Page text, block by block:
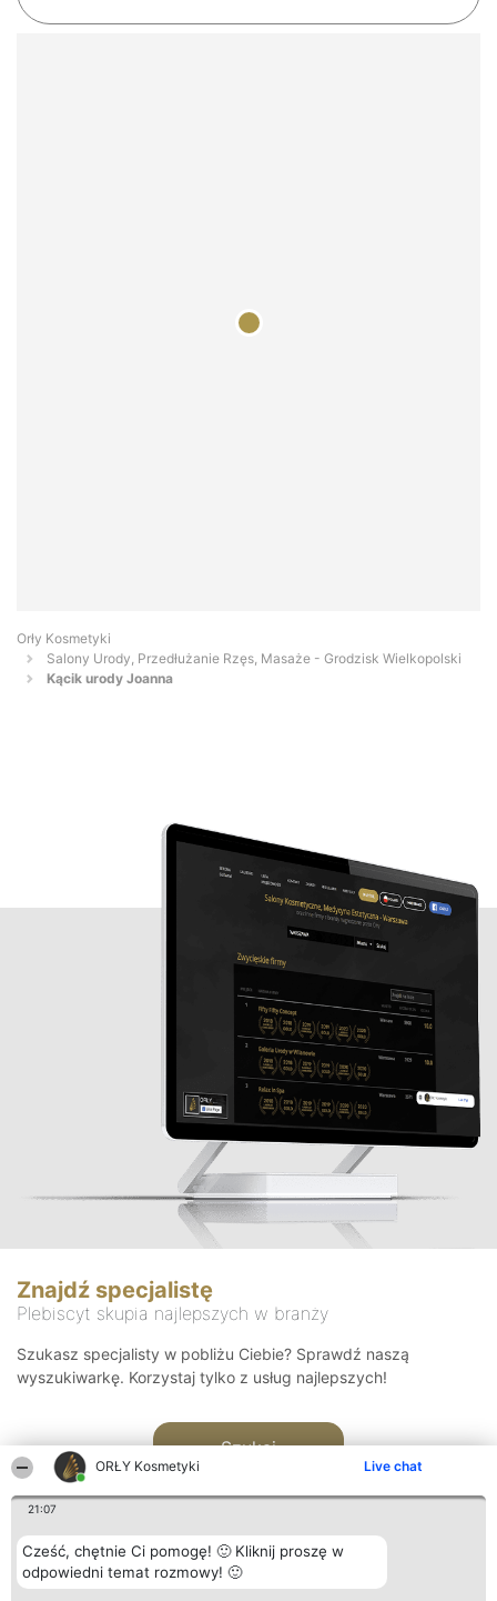
ORŁY Kosmetyki Live chat
21:07
Cześć, chętnie Ci pomogę! 🙂 Kliknij proszę w
odpowiedni temat rozmowy! 🙂
Orły Kosmetyki
Salony Urody, Przedłużanie Rzęs, Masaże - Grodzisk Wielkopolski
Kącik urody Joanna
Znajdź specjalistę
Plebiscyt skupia najlepszych w branży
Szukasz specjalisty w pobliżu Ciebie? Sprawdź naszą
wyszukiwarkę. Korzystaj tylko z usług najlepszych!
Szukaj